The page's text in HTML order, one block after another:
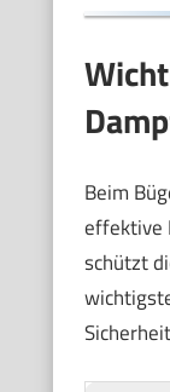
Beim
effektive
schützt